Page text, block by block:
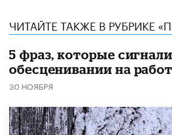
ЧИТАЙТЕ ТАКЖЕ В РУБРИКЕ
5 фраз, которые
обесценивании на
30 НОЯБРЯ